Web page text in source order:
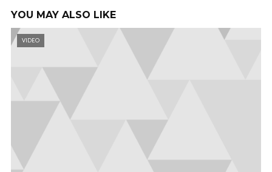
YOU MAY ALSO LIKE
VIDEO